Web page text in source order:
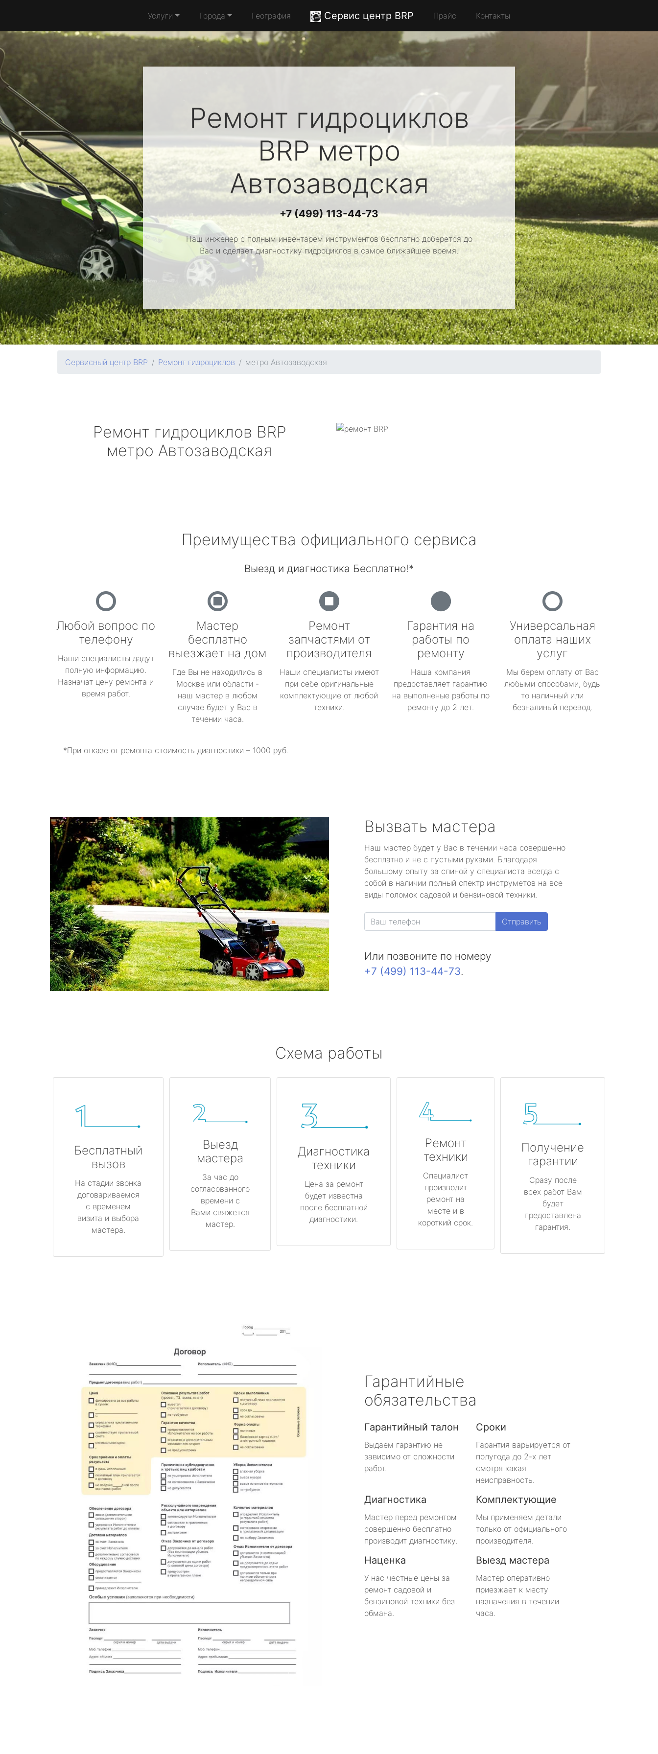
Услуги Города География Сервис центр BRP Прайс Контакты
Ремонт гидроциклов
BRPметро
Автозаводская
+7 (499) 113-44-73
Наш инженер с полным инвентарем инструментов бесплатно доберется до
Вас и сделает диагностику гидроциклов в самое ближайшее время.
Сервисный центр BRP Ремонт гидроциклов метро Автозаводская
Ремонт гидроциклов BRP
метро Автозаводская
Преимущества официального сервиса
Выезд и диагностика Бесплатно!*
Любой вопрос по
телефону
Наши специалисты дадут
полную информацию.
Назначат цену ремонта и
время работ.
Мастер
бесплатно
выезжает на дом
Где Вы не находились в
Москве или области -
наш мастер в любом
случае будет у Вас в
течении часа.
Ремонт
запчастями от
производителя
Наши специалисты имеют
при себе оригинальные
комплектующие от любой
техники.
Гарантия на
работы по
ремонту
Наша компания
предоставляет гарантию
на выполненые работы по
ремонту до 2 лет.
Универсальная
оплата наших
услуг
Мы берем оплату от Вас
любыми способами, будь
то наличный или
безналиный перевод.
*При отказе от ремонта стоимость диагностики – 1000 руб.
Вызвать мастера
Наш мастер будет у Вас в течении часа совершенно
бесплатно и не с пустыми руками. Благодаря
большому опыту за спиной у специалиста всегда с
собой в наличии полный спектр инструметов на все
виды поломок садовой и бензиновой техники.
Отправить
Или позвоните по номеру
+7 (499) 113-44-73.
Схема работы
Бесплатный
вызов
На стадии звонка
договариваемся
с временем
визита и выбора
мастера.
Выезд
мастера
За час до
согласованного
времени с
Вами свяжется
мастер.
Диагностика
техники
Цена за ремонт
будет известна
после бесплатной
диагностики.
Ремонт
техники
Специалист
производит
ремонт на
месте и в
короткий срок.
Получение
гарантии
Сразу после
всех работ Вам
будет
предоставлена
гарантия.
Гарантийные
обязательства
Гарантийный талон
Выдаем гарантию не
зависимо от сложности
работ.
Сроки
Гарантия варьируется от
полугода до 2-х лет
смотря какая
неисправность.
Диагностика
Мастер перед ремонтом
совершенно бесплатно
производит диагностику.
Комплектующие
Мы применяем детали
только от официального
производителя.
Наценка
У нас честные цены за
ремонт садовой и
бензиновой техники без
обмана.
Выезд мастера
Мастер оперативно
приезжает к месту
назначения в течении
часа.